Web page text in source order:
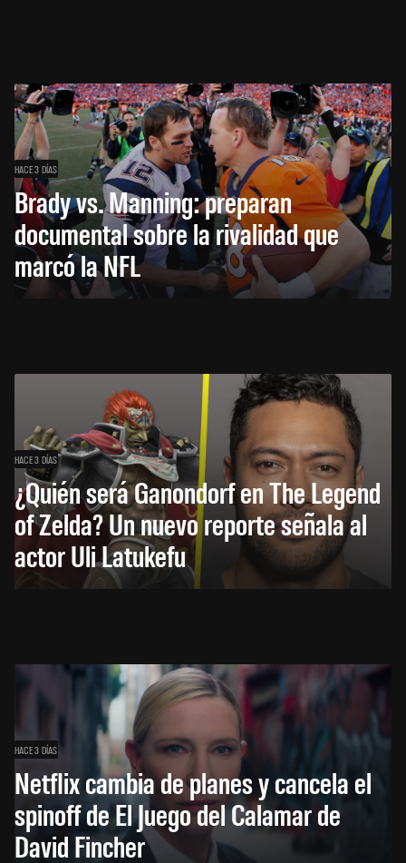
HACE 3 DÍAS
Brady vs. Manning: preparan
documental sobre la rivalidad que
marcó la NFL
HACE 3 DÍAS
¿Quién será Ganondorf en The Legend
of Zelda? Un nuevo reporte señala al
actor Uli Latukefu
HACE 3 DÍAS
Netflix cambia de planes y cancela el
spinoff de El Juego del Calamar de
David Fincher